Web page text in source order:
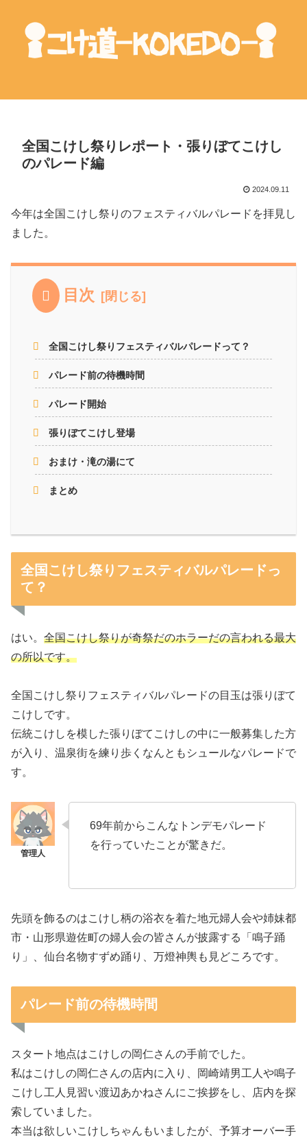
全国こけし祭りレポート・張りぼてこけし
のパレード編
2024.09.11
今年は全国こけし祭りのフェスティバルパレードを拝見し
ました。
目次
全国こけし祭りフェスティバルパレードって？
パレード前の待機時間
パレード開始
張りぼてこけし登場
おまけ・滝の湯にて
まとめ
全国こけし祭りフェスティバルパレードっ
て？
はい。 全国こけし祭りが奇祭だのホラーだの言われる最大
の所以です。
全国こけし祭りフェスティバルパレードの目玉は張りぼて
こけしです。
伝統こけしを模した張りぼてこけしの中に一般募集した方
が入り、温泉街を練り歩くなんともシュールなパレードで
す。
69年前からこんなトンデモパレード
を行っていたことが驚きだ。
先頭を飾るのはこけし柄の浴衣を着た地元婦人会や姉妹都
市・山形県遊佐町の婦人会の皆さんが披露する「鳴子踊
り」、仙台名物すずめ踊り、万燈神輿も見どころです。
パレード前の待機時間
スタート地点はこけしの岡仁さんの手前でした。
私はこけしの岡仁さんの店内に入り、岡崎靖男工人や鳴子
こけし工人見習い渡辺あかねさんにご挨拶をし、店内を探
索していました。
本当は欲しいこけしちゃんもいましたが、予算オーバー手